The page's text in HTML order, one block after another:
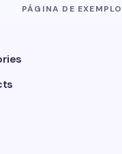
PÁGINA DE EXEMPLO